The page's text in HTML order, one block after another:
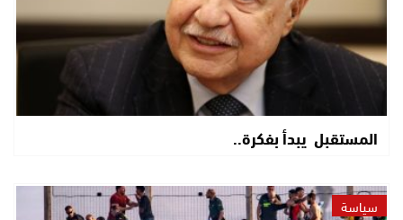
المستقبل يبدأ بفكرة..
سياسة